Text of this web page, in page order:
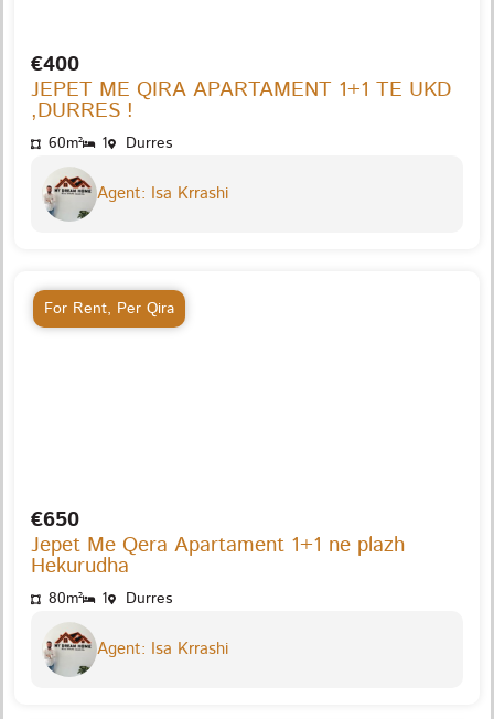
€400
JEPET ME QIRA APARTAMENT 1+1 TE UKD
,DURRES !
60m² 1 Durres
Agent: Isa Krrashi
For Rent, Per Qira
€650
Jepet Me Qera Apartament 1+1 ne plazh
Hekurudha
80m² 1 Durres
Agent: Isa Krrashi